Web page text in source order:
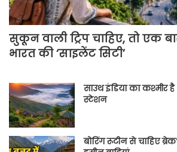
सुकून वाली ट्रिप चाहिए, तो एक
भारत की ‘साइलेंट सिटी’
साउथ इंडिया का कश्मीर
स्टेशन
बोरिंग रूटीन से चाहिए